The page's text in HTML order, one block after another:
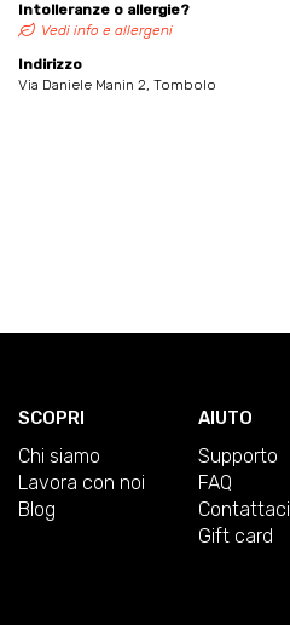
Intolleranze o allergie?
Vedi info e allergeni
Indirizzo
Via Daniele Manin 2, Tombolo
SCOPRI
Chi siamo
Lavora con noi
Blog
AIUTO
Supporto
FAQ
Contattaci
Gift card